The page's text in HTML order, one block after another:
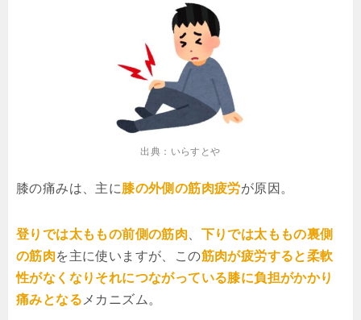
出典：いらすとや
膝の痛みは、主に膝の外側の筋肉疲労が原因。
登りでは太ももの前側の筋肉
下りでは太ももの裏側
の筋肉を主に使いますが、この筋肉が疲労すると柔軟
性がなくなりそれにつながっている膝に負担がかかり
痛みとなる メカニズム。